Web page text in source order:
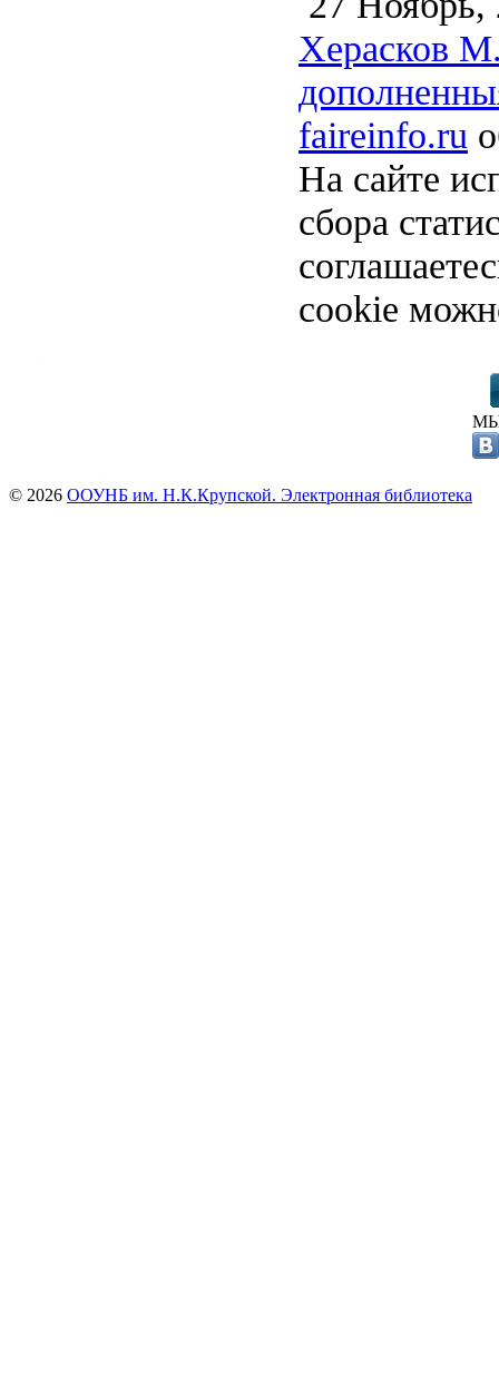
Херасков
faireinfo.ru
На сайте
сбора
cookie
© 2026 ООУНБ им. Н.К.Крупской. Электронная библиотека